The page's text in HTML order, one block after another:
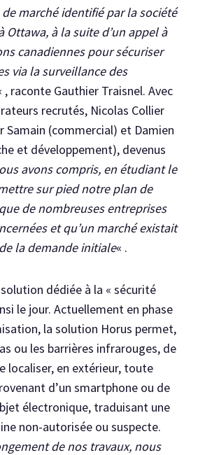
marché identifié par la société
Ottawa, à la suite d’un appel à
canadiennes pour sécuriser
via la surveillance des
, raconte Gauthier Traisnel. Avec
recrutés, Nicolas Collier
Samain (commercial) et Damien
et développement), devenus
avons compris, en étudiant le
sur pied notre plan de
de nombreuses entreprises
et qu’un marché existait
la demande initiale« .
dédiée à la « sécurité
le jour. Actuellement en phase
la solution Horus permet,
ou les barrières infrarouges, de
localiser, en extérieur, toute
d’un smartphone ou de
électronique, traduisant une
non-autorisée ou suspecte.
de nos travaux, nous